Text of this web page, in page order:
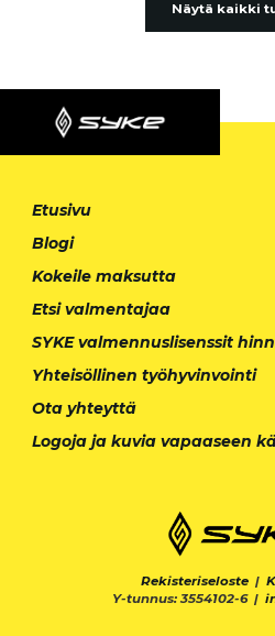
Näytä kaikki
Etusivu
Blogi
Kokeile maksutta
Etsi valmentajaa
SYKE valmennuslisenssit
Yhteisöllinen työhyvinvointi
Ota yhteyttä
Logoja ja kuvia vapaaseen
Rekisteriseloste |
Y-tunnus: 3554102-6 |